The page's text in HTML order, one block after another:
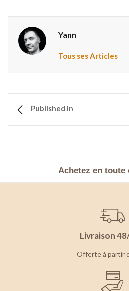
Yann
Tous ses Articles
Published In
Achetez en toute
Livraison
Offerte à partir